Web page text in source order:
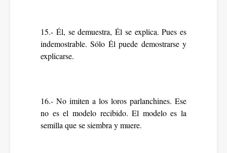
15.- Él, se demuestra, Él se explica. Pues es
indemostrable. Sólo Él puede demostrarse y
explicarse.
16.- No imiten a los loros parlanchines. Ese
no es el modelo recibido. El modelo es la
semilla que se siembra y muere.